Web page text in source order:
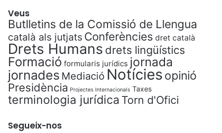
Veus
Butlletins de la Comissió de Llengua
català als jutjats Conferències dret català
Drets Humans drets lingüístics
Formació formularis jurídics jornada
jornades Mediació Notícies opinió
Presidència Projectes Internacionals Taxes
terminologia jurídica Torn d'Ofici
Segueix-nos